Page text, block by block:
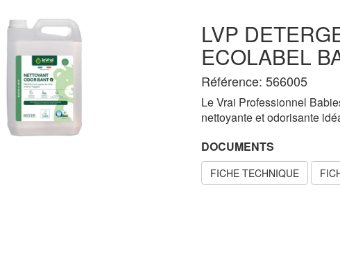
LVP
ECOLABEL
Référence: 566005
Le Vrai Professionnel
nettoyante et odorisante
DOCUMENTS
FICHE TECHNIQUE